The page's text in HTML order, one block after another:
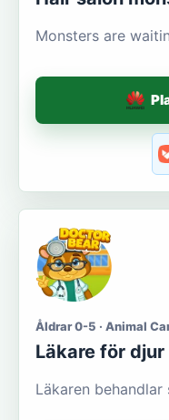
Monsters are
Åldrar 0-5 · Animal
Läkare för djur
Läkaren